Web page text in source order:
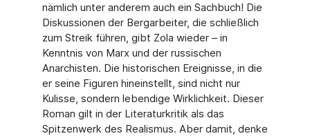
nämlich unter anderem auch ein Sachbuch! Die
Diskussionen der Bergarbeiter, die schließlich
zum Streik führen, gibt Zola wieder – in
Kenntnis von Marx und der russischen
Anarchisten. Die historischen Ereignisse, in die
er seine Figuren hineinstellt, sind nicht nur
Kulisse, sondern lebendige Wirklichkeit. Dieser
Roman gilt in der Literaturkritik als das
Spitzenwerk des Realismus. Aber damit, denke